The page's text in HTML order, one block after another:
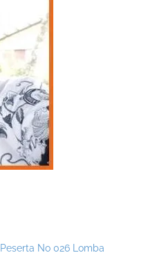
Peserta No 026 Lomba